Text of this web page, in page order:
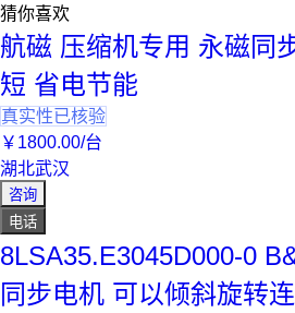
猜你喜欢
航磁 压缩机专用 永磁同
短 省电节能
真实性已核验
￥ 1800.00/台
湖北武汉
咨询
电话
8LSA35.E3045D000-0
同步电机 可以倾斜旋转